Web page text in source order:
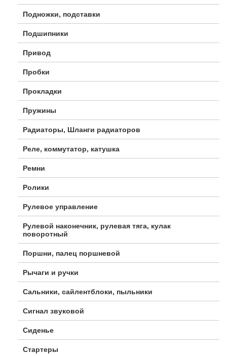
Подножки, подставки
Подшипники
Привод
Пробки
Прокладки
Пружины
Радиаторы, Шланги радиаторов
Реле, коммутатор, катушка
Ремни
Ролики
Рулевое управление
Рулевой наконечник, рулевая тяга, кулак
поворотный
Поршни, палец поршневой
Рычаги и ручки
Сальники, сайлентблоки, пыльники
Сигнал звуковой
Сиденье
Стартеры